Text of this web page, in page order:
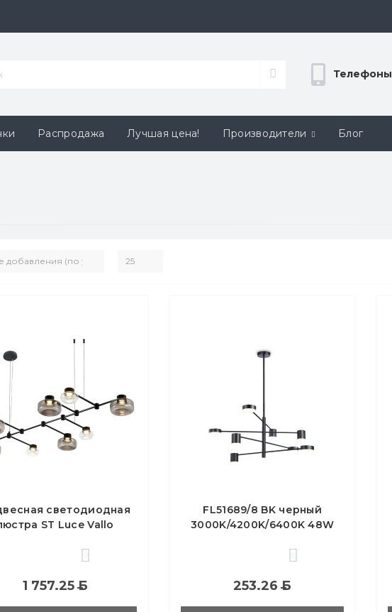
Телефоны
Распродажа Лучшая цена! Производители Блог
светодиодная
ST Luce Vallo
1 757.25Б
FL51689/8 BK черный
3000K/4200K/6400K 48W
253.26Б